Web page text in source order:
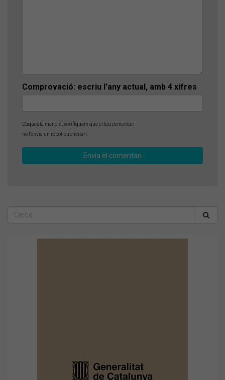
Comprovació: escriu l'any actual, amb 4 xifres
D'aquesta manera, verifiquem que el teu comentari
no l'envia un robot publicitari.